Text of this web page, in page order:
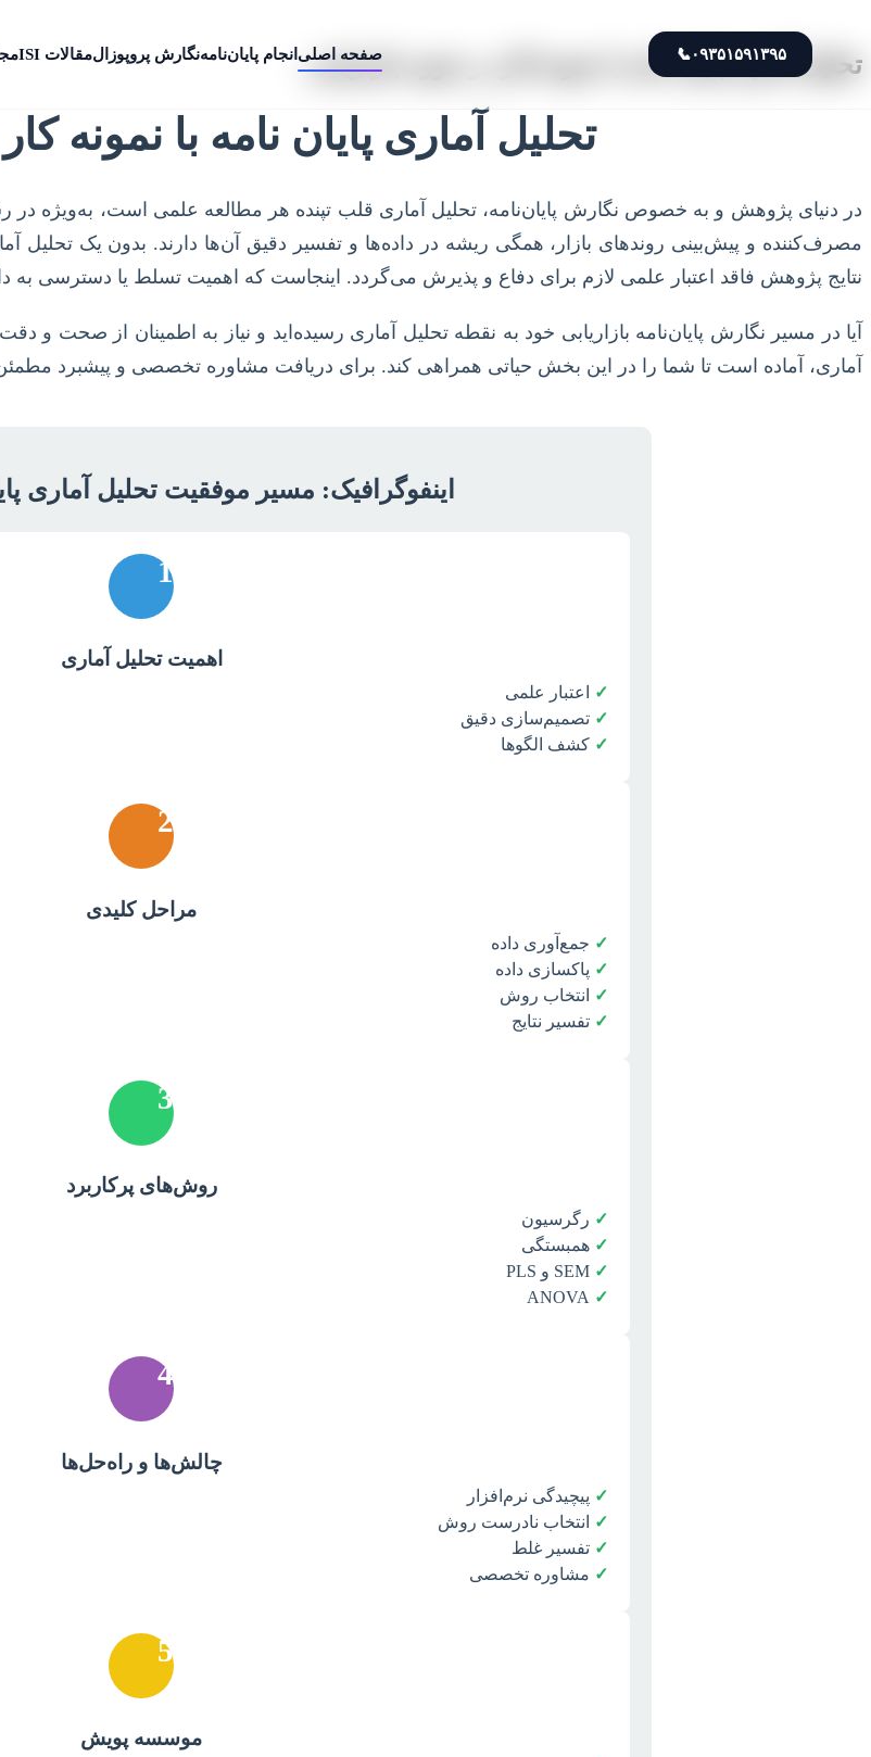
۰۹۳۵۱۵۹۱۳۹۵📞 صفحه اصلی انجام پایان‌نامهنگارش پروپوزالمقالات ISI تحلیل آماری پایان نامه با نمونه کار در حوزه بازاریابی
تحلیل آماری پایان نامه با نمونه
در دنیای پژوهش و به خصوص نگارش پایان‌نامه، تحلیل آماری قلب تپنده هر مطالعه علمی است، به‌ویژه در
مصرف‌کننده و پیش‌بینی روندهای بازار، همگی ریشه در داده‌ها و تفسیر دقیق آن‌ها دارند. بدون یک تحلیل
نتایج پژوهش فاقد اعتبار علمی لازم برای دفاع و پذیرش می‌گردد. اینجاست که اهمیت تسلط یا دسترسی
آیا در مسیر نگارش پایان‌نامه بازاریابی خود به نقطه تحلیل آماری رسیده‌اید و نیاز به اطمینان از صحت و
آماری، آماده است تا شما را در این بخش حیاتی همراهی کند. برای دریافت مشاوره تخصصی و پیشبرد مطمئن
اینفوگرافیک: مسیر موفقیت تحلیل آماری
1
اهمیت تحلیل آماری
✓
اعتبار علمی
✓ تصمیم‌سازی دقیق
✓ کشف الگوها
2
مراحل کلیدی
✓ جمع‌آوری داده
✓ پاکسازی داده
✓
انتخاب روش
✓ تفسیر نتایج
3
روش‌های پرکاربرد
✓ رگرسیون
✓ همبستگی
✓
✓
4
چالش‌ها و راه‌حل‌ها
✓ پیچیدگی نرم‌افزار
✓
انتخاب نادرست روش
✓ تفسیر غلط
✓ مشاوره تخصصی
5
موسسه پویش